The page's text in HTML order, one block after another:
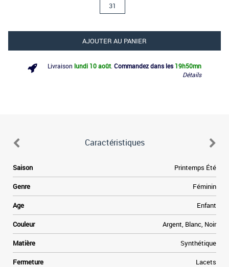
31
AJOUTER AU PANIER
Livraison lundi 10 août Commandez dans les 19h50mn
Détails
Caractéristiques
Saison Printemps Été
Genre Féminin
Age Enfant
Couleur Argent, Blanc, Noir
Matière Synthétique
Fermeture Lacets